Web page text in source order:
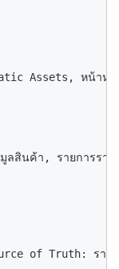
Assets, หน้าหม
นค้า, รายการราค
of Truth: ราคา